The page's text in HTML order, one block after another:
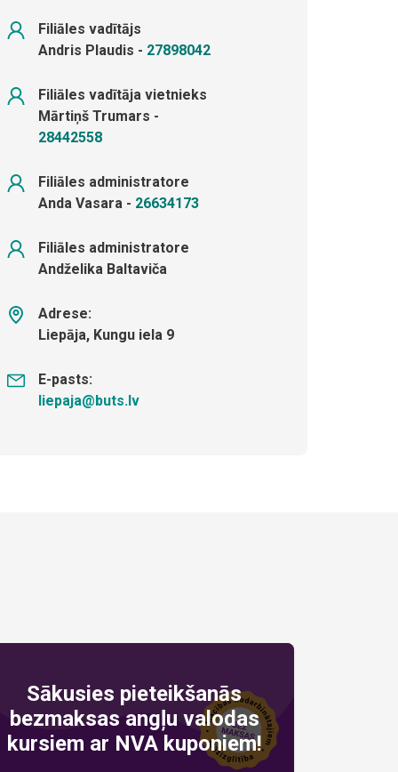
Filiāles vadītājs
Andris Plaudis - 27898042
Filiāles vadītāja vietnieks
Mārtiņš Trumars -
28442558
Filiāles administratore
Anda Vasara - 26634173
Filiāles administratore
Andželika Baltaviča
Adrese:
Liepāja, Kungu iela 9
E-pasts:
liepaja@buts.lv
Sākusies pieteikšanās
bezmaksas angļu valodas
kursiem ar NVA kuponiem!